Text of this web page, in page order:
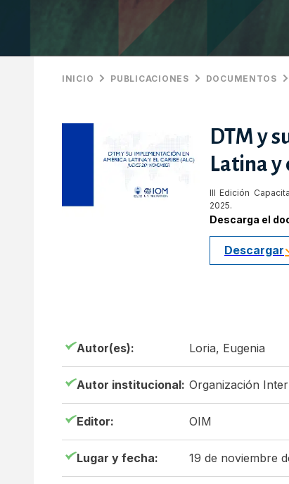
INICIO PUBLICACIONES DOCUMENTOS
DTM y
Latina y
III Edición
2025.
Descarga el
Descargar
Autor(es): Loria, Eugenia
Autor institucional: Organización
Editor: OIM
Lugar y fecha: 19 de noviembre